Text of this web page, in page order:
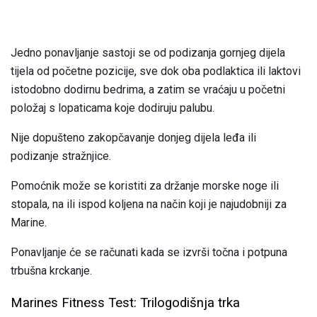
Jedno ponavljanje sastoji se od podizanja gornjeg dijela
tijela od početne pozicije, sve dok oba podlaktica ili laktovi
istodobno dodirnu bedrima, a zatim se vraćaju u početni
položaj s lopaticama koje dodiruju palubu.
Nije dopušteno zakopčavanje donjeg dijela leđa ili
podizanje stražnjice.
Pomoćnik može se koristiti za držanje morske noge ili
stopala, na ili ispod koljena na način koji je najudobniji za
Marine.
Ponavljanje će se računati kada se izvrši točna i potpuna
trbušna krckanje.
Marines Fitness Test: Trilogodišnja trka